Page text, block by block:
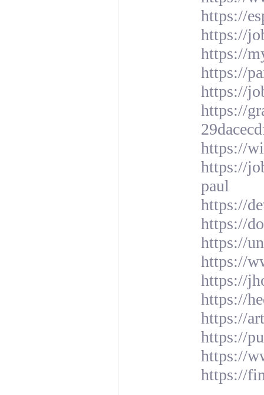
https://
https://
https://
https://
https://
https://
https://
https://
paul
https://
https://
https://
https://
https://
https://
https://
https://
https://
https://